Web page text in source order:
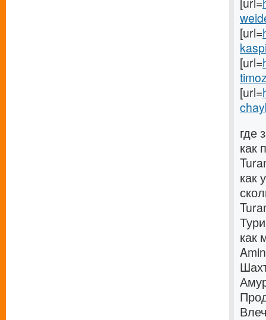
[url=
[url=
[url=
где
как
как
как